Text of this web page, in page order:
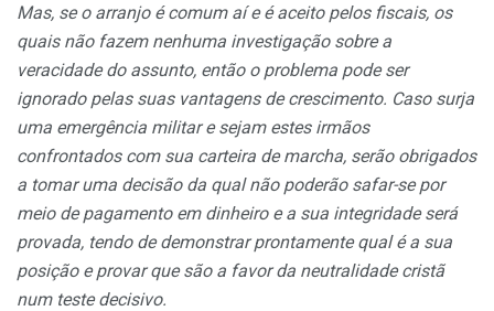
Mas, se o arranjo é comum aí e é aceito pelos fiscais, os
quais não fazem nenhuma investigação sobre a
veracidade do assunto, então o problema pode ser
ignorado pelas suas vantagens de crescimento. Caso surja
uma emergência militar e sejam estes irmãos
confrontados com sua carteira de marcha, serão obrigados
a tomar uma decisão da qual não poderão safar-se por
meio de pagamento em dinheiro e a sua integridade será
provada, tendo de demonstrar prontamente qual é a sua
posição e provar que são a favor da neutralidade cristã
num teste decisivo.